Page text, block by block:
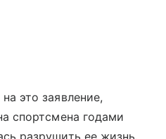
это заявление,
спортсмена годами
разрушить ее жизнь.